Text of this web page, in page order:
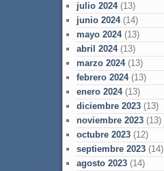
julio 2024(13)
junio 2024(14)
mayo 2024(13)
abril 2024(13)
marzo 2024(13)
febrero 2024(13)
enero 2024(13)
diciembre 2023(13)
noviembre 2023(13)
octubre 2023(12)
septiembre 2023(14)
agosto 2023(14)